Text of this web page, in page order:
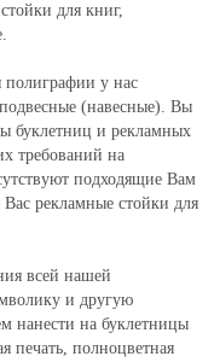
для книг,
полиграфии у нас
(навесные). Вы
буклетниц и рекламных
требований на
подходящие Вам
Вас рекламные стойки для
всей нашей
и другую
на буклетницы
печать, полноцветная